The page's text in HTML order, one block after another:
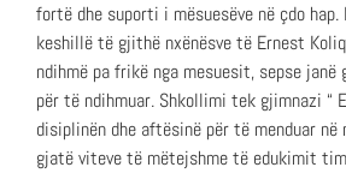
fortë dhe suporti i mësuesëve në çdo
keshillë të gjithë nxënësve të Ernest
ndihmë pa frikë nga mesuesit, sepse
për të ndihmuar. Shkollimi tek gjimnazi “
disiplinën dhe aftësinë për të menduar në
gjatë viteve të mëtejshme të edukimit